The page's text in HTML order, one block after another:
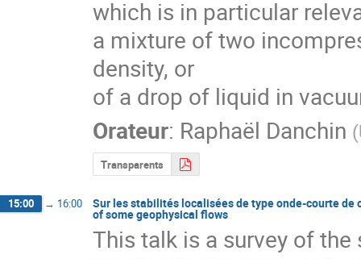
which is in particular
a mixture of two
density, or
of a drop of liquid in
Orateur: Raphaël Danchin (
Transparents
15:00 → 16:00 Sur les stabilités localisées de type onde-courte
of some geophysical flows
This talk is a survey of